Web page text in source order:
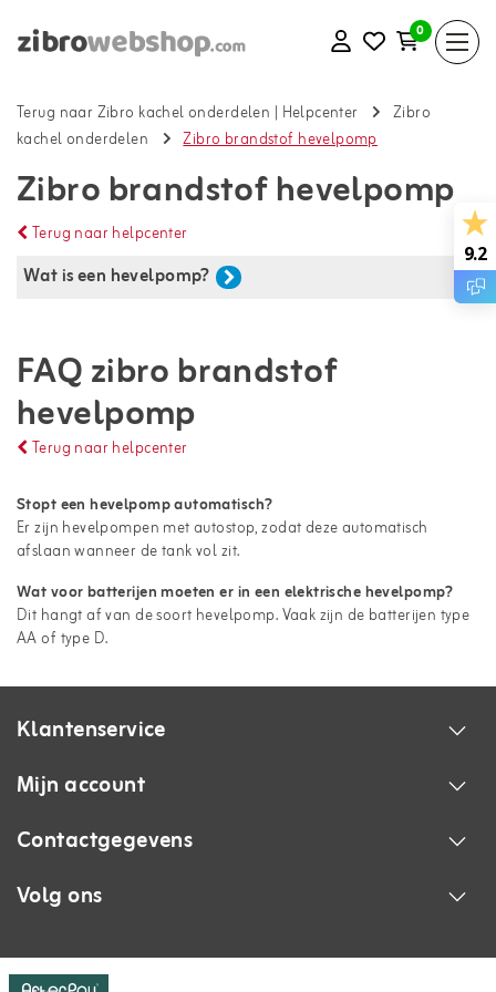
0
Terug naar Zibro kachel onderdelen | Helpcenter
Zibro
kachel onderdelen
Zibro brandstof hevelpomp
Zibro brandstof hevelpomp
Terug naar helpcenter
Wat is een hevelpomp?
FAQ zibro brandstof
hevelpomp
Terug naar helpcenter
Stopt een hevelpomp automatisch?
Er zijn hevelpompen met autostop, zodat deze automatisch
afslaan wanneer de tank vol zit.
Wat voor batterijen moeten er in een elektrische hevelpomp?
Dit hangt af van de soort hevelpomp. Vaak zijn de batterijen type
AA of type D.
Klantenservice
Mijn account
Contactgegevens
Volg ons
9.2